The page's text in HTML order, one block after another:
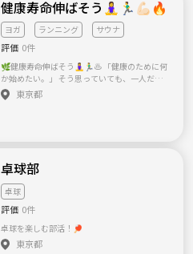
土日祝日 移動方法：バスツアー、レンタカ
ー、自家用車 費用：交通費、レンタカー代、
ツアー代など 活動頻度：スノボ企画 月4前後
飲み会企画 月1 連絡方法：グループLINE 宜し
くお願い致します(*^^*)！
ーとなることを心より楽しみにしておりま
す！！ ・・・ INGS ・・・
されている方々は、 20代～50代、初心者～中
級者、 男女比は、5：5～1：9で日により変動
しまして、 女性の方が大半の団体です。 初心
者の方が多い団体でして、 ルールは分からな
くても大丈夫です🏸 ルールは試合をしながら
覚えてもらえればＯＫです。 試合は、ダブル
スで行います。 持ち物は、屋内シューズとラ
ケットです👟🏸 ※ラケットの無料レンタルを
していますが、 数に限りがある為、女性の
をされる方。 ❷他のサークルを運営されてい
る方。
健康寿命伸ばそう🧘‍♀️🏃‍♂️💪🏻🔥
ヨガ ランニング サウナ
評価 0件
🌿健康寿命伸ばそう🧘‍♀️🏃‍♂️♨️ 「健康のために何
か始めたい。」 そう思っていても、一人だと
なかなか続かなかったりしませんか？😊 この
サークルでは、 🧘 ヨガ 🏃 ゆるラン ♨️ サウ
です👶🏻 助産師の学生時代に学んだ母性看護学
では、 病気になってから治療するだけではな
く、 「健康な人が、より健康に暮らせるよう
支える」 というウェルネスの考え方を学びま
した。 その考え方にとても共感し、 「健康は
病院だけで守るものではなく、日々の生活や
習慣の積み重ねなんだ」 と感じるようになり
ました。 実際に助産師として働く中でも、 健
東京都
卓球部
卓球
評価 0件
卓球を楽しむ部活！🏓
東京都